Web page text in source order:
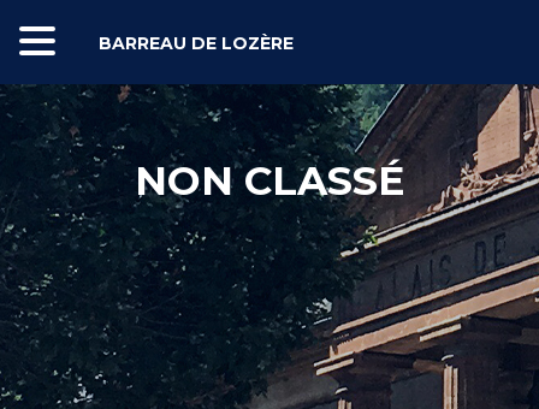
NON CLASSÉ
BARREAU DE LOZÈRE